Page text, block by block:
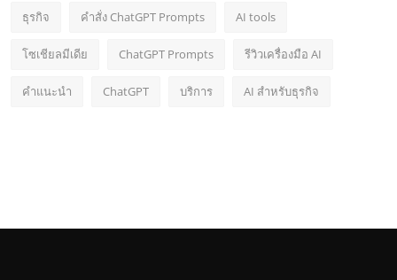
ธุรกิจ คำสั่ง ChatGPT Prompts AI tools
โซเชียลมีเดีย ChatGPT Prompts รีวิวเครื่องมือ AI
คำแนะนำ ChatGPT บริการ AI สำหรับธุรกิจ